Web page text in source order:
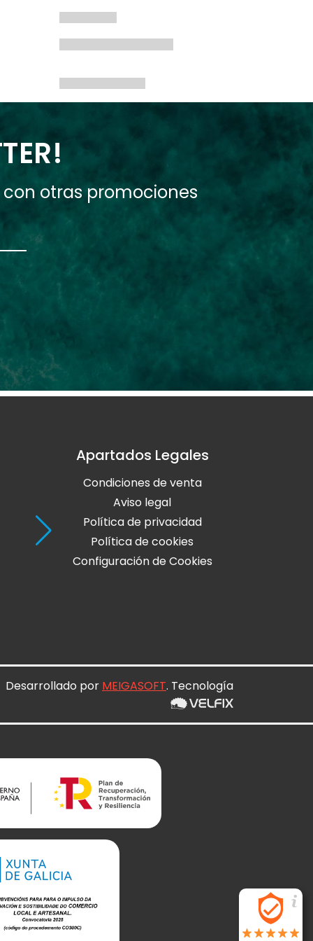
otras promociones
Holaola Ribadeo
Avda de Leopoldo Calvo Sotelo,
Teléfono: 982 128 424
online@holaola.com
Apartados Legales
Condiciones de venta
Aviso legal
Política de privacidad
Política de cookies
Configuración de Cookies
Desarrollado por MEIGASOFT. Tecnología